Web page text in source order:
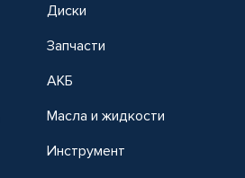
Диски
Запчасти
АКБ
Масла и жидкости
Инструмент